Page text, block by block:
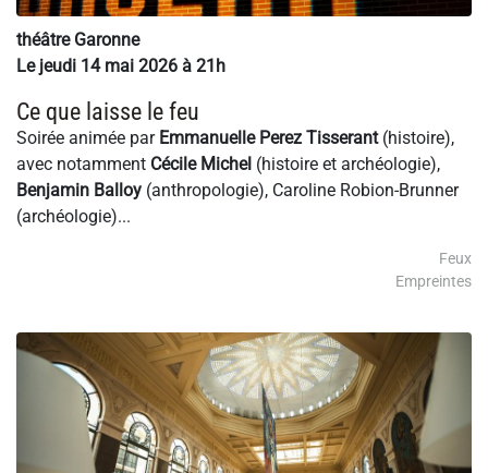
théâtre Garonne
Le jeudi 14 mai 2026 à 21h
Ce que laisse le feu
Soirée animée par Emmanuelle Perez Tisserant(histoire),
avec notamment Cécile Michel (histoire et archéologie),
Benjamin Balloy (anthropologie), Caroline Robion-Brunner
(archéologie)...
Feux
Empreintes